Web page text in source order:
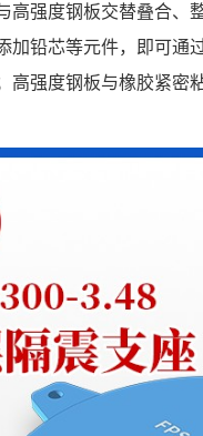
高强度钢板交替叠合、
加铅芯等元件，即可通
高强度钢板与橡胶紧密